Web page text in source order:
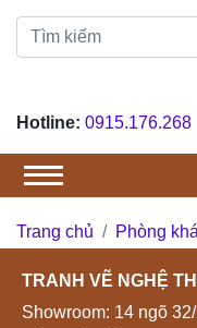
Hotline: 0915.176.268
Trang chủ Phòng
TRANH VẼ NGHỆ
Showroom: 14 ngõ